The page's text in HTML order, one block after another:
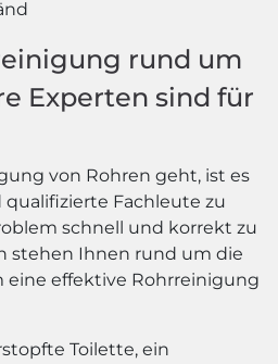
rund um
Experten sind für
von Rohren geht, ist es
Fachleute zu
schnell und korrekt zu
stehen Ihnen rund um die
eine effektive Rohrreinigung
Toilette, ein